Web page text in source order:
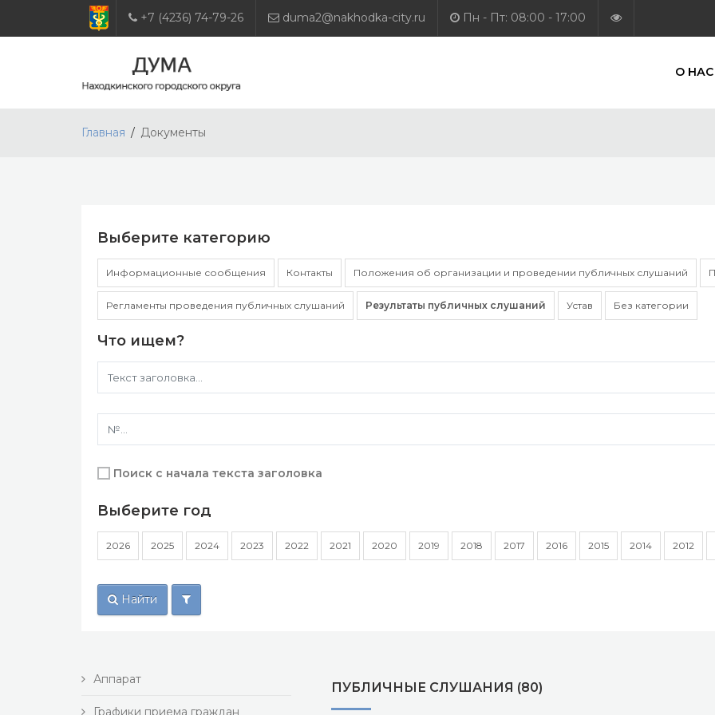
+7 (4236) 74-79-26 duma2@nakhodka-city.ru Пн - Пт: 08:00 - 17:00
О НАС
Главная Документы
Выберите категорию
Информационные сообщения Контакты Положения об организации и проведении публичных слушаний
Регламенты проведения публичных слушаний Результаты публичных слушаний Устав Без категории
Что ищем?
Поиск с начала текста заголовка
Выберите год
2026 2025 2024 2023 2022 2021 2020 2019 2018 2017 2016 2015 2014 2012
Найти
Аппарат
Графики приема граждан
ПУБЛИЧНЫЕ СЛУШАНИЯ (80)